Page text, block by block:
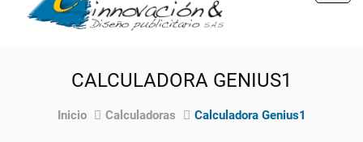
CALCULADORA GENIUS1
Inicio Calculadoras Calculadora Genius1